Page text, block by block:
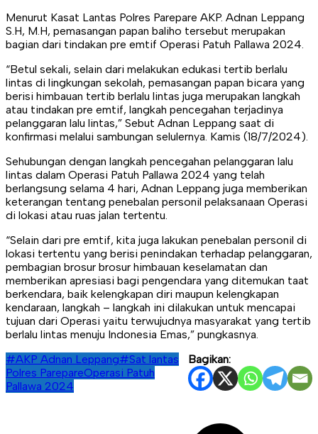
Menurut Kasat Lantas Polres Parepare AKP. Adnan Leppang
S.H, M.H, pemasangan papan baliho tersebut merupakan
bagian dari tindakan pre emtif Operasi Patuh Pallawa 2024.
“Betul sekali, selain dari melakukan edukasi tertib berlalu
lintas di lingkungan sekolah, pemasangan papan bicara yang
berisi himbauan tertib berlalu lintas juga merupakan langkah
atau tindakan pre emtif, langkah pencegahan terjadinya
pelanggaran lalu lintas,” Sebut Adnan Leppang saat di
konfirmasi melalui sambungan selulernya. Kamis (18/7/2024).
Sehubungan dengan langkah pencegahan pelanggaran lalu
lintas dalam Operasi Patuh Pallawa 2024 yang telah
berlangsung selama 4 hari, Adnan Leppang juga memberikan
keterangan tentang penebalan personil pelaksanaan Operasi
di lokasi atau ruas jalan tertentu.
“Selain dari pre emtif, kita juga lakukan penebalan personil di
lokasi tertentu yang berisi penindakan terhadap pelanggaran,
pembagian brosur brosur himbauan keselamatan dan
memberikan apresiasi bagi pengendara yang ditemukan taat
berkendara, baik kelengkapan diri maupun kelengkapan
kendaraan, langkah – langkah ini dilakukan untuk mencapai
tujuan dari Operasi yaitu terwujudnya masyarakat yang tertib
berlalu lintas menuju Indonesia Emas,” pungkasnya.
Bagikan:
#AKP Adnan Leppang#Sat lantas
Polres ParepareOperasi Patuh
Pallawa 2024